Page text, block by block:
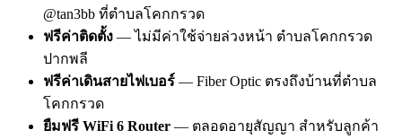
@tan3bb ที่ตำบลโคกกรวด
ฟรีค่าติดตั้ง — ไม่มีค่าใช้จ่ายล่วงหน้า ตำบลโคกกรวด
ปากพลี
ฟรีค่าเดินสายไฟเบอร์ — Fiber Optic ตรงถึงบ้านที่ตำบล
โคกกรวด
ยืมฟรี WiFi 6 Router — ตลอดอายุสัญญา สำหรับลูกค้า